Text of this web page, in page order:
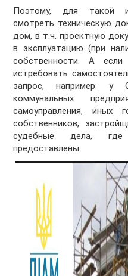
Поэтому, для такой
смотреть техническую
дом, в т.ч. проектную
в эксплуатацию (при
собственности. А
истребовать
запрос, например:
коммунальных
самоуправления, иных
собственников,
судебные дела,
предоставлены.